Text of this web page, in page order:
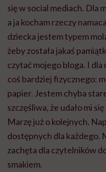
się w social mediach. Dla
a ja kocham rzeczy
dziecka jestem typem
żeby została jakaś
czytać mojego bloga. I
coś bardziej fizycznego:
papier. Jestem chyba
szczęśliwa, że udało mi
Marzę już o kolejnych.
dostępnych dla każdego.
zachęta dla czytelników
smakiem.